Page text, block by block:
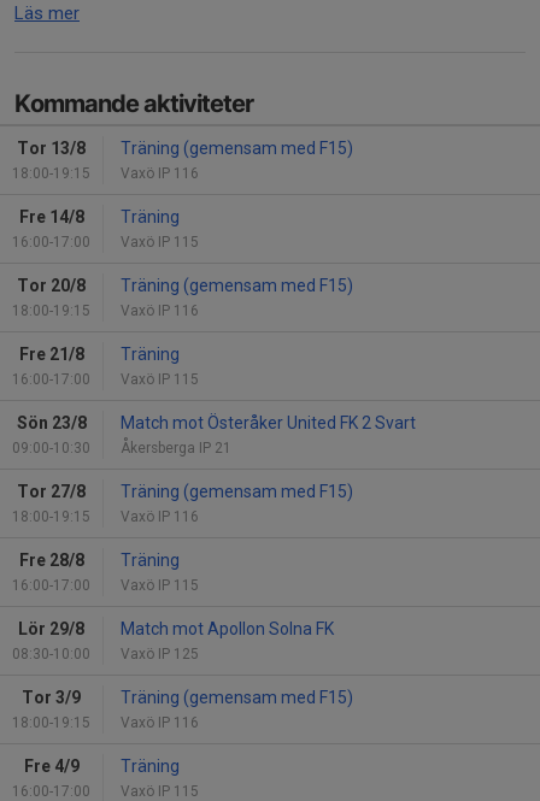
Läs mer
Kommande aktiviteter
Tor 13/8
18:00-19:15
Träning (gemensam med F15)
Vaxö IP 116
Fre 14/8
16:00-17:00
Träning
Vaxö IP 115
Tor 20/8
18:00-19:15
Träning (gemensam med F15)
Vaxö IP 116
Fre 21/8
16:00-17:00
Träning
Vaxö IP 115
Sön 23/8
09:00-10:30
Match mot Österåker United FK 2 Svart
Åkersberga IP 21
Tor 27/8
18:00-19:15
Träning (gemensam med F15)
Vaxö IP 116
Fre 28/8
16:00-17:00
Träning
Vaxö IP 115
Lör 29/8
08:30-10:00
Match mot Apollon Solna FK
Vaxö IP 125
Tor 3/9
18:00-19:15
Träning (gemensam med F15)
Vaxö IP 116
Fre 4/9
16:00-17:00
Träning
Vaxö IP 115